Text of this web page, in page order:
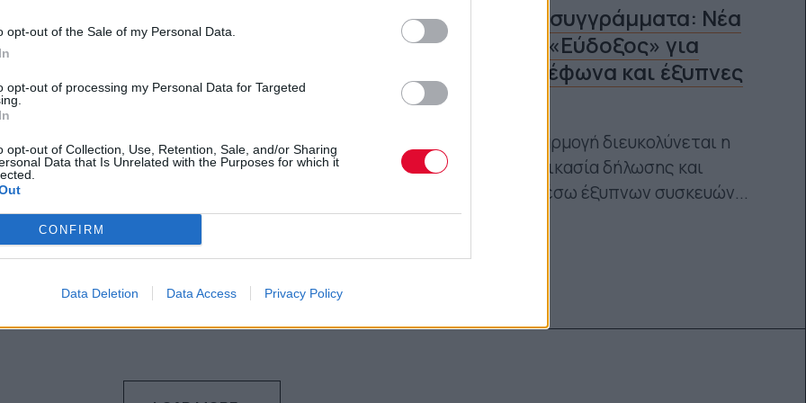
opt-out of the Sale of my Personal Data.
opt-out of processing my Personal Data for Targeted
opt-out of Collection, Use, Retention, Sale, and/or Sharing
Data that Is Unrelated with the Purposes for which it
CONFIRM
Data Deletion Data Access Privacy Policy
υποδοχής όλων των πρωτοετών
μια ανεπανάληπτη μουσική
Γεράσιμος Σιάσος προς φοιτητές: «Στο
τιμούμε την αριστεία η οποία σύμφ...
08.11.2023
Φοιτητικά συγγράμματα: Νέα
εφαρμογή «Εύδοξος» για
κινητά τηλέφωνα και έξυπνες
συσκευές
Με τη νέα εφαρμογή διευκολύνεται η
συνολική διαδικασία δήλωσης και
παραλαβής, μέσω έξυπνων συσκευών...
08.11.2023